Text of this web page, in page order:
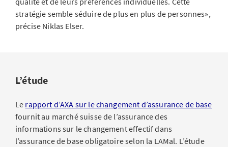
stratégie semble séduire de plus en plus de personnes»,
précise Niklas Elser.
L’étude
Le rapport d’AXA sur le changement d’assurance de base
fournit au marché suisse de l’assurance des
informations sur le changement effectif dans
l’assurance de base obligatoire selon la LAMal. L’étude